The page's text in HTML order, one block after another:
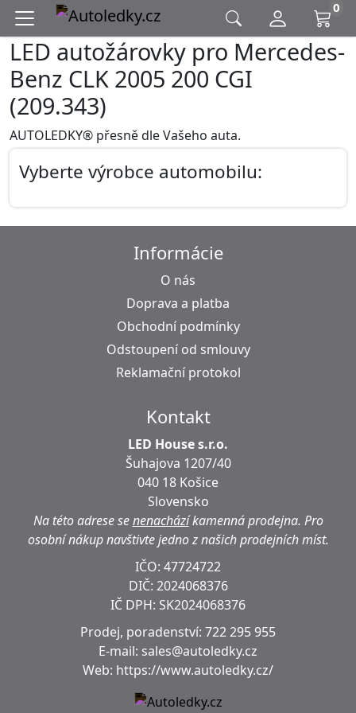
0
LED autožárovky pro Mercedes-
Benz CLK 2005 200 CGI
(209.343)
AUTOLEDKY® přesně dle Vašeho auta.
Vyberte výrobce automobilu:
Informácie
O nás
Doprava a platba
Obchodní podmínky
Odstoupení od smlouvy
Reklamační protokol
Kontakt
LED House s.r.o.
Šuhajova 1207/40
040 18 Košice
Slovensko
Na této adrese senenacházíkamenná prodejna. Pro
osobní nákup navštivte jedno z našich prodejních míst.
IČO: 47724722
DIČ: 2024068376
IČ DPH: SK2024068376
Prodej, poradenství: 722 295 955
E-mail: sales@autoledky.cz
Web: https://www.autoledky.cz/